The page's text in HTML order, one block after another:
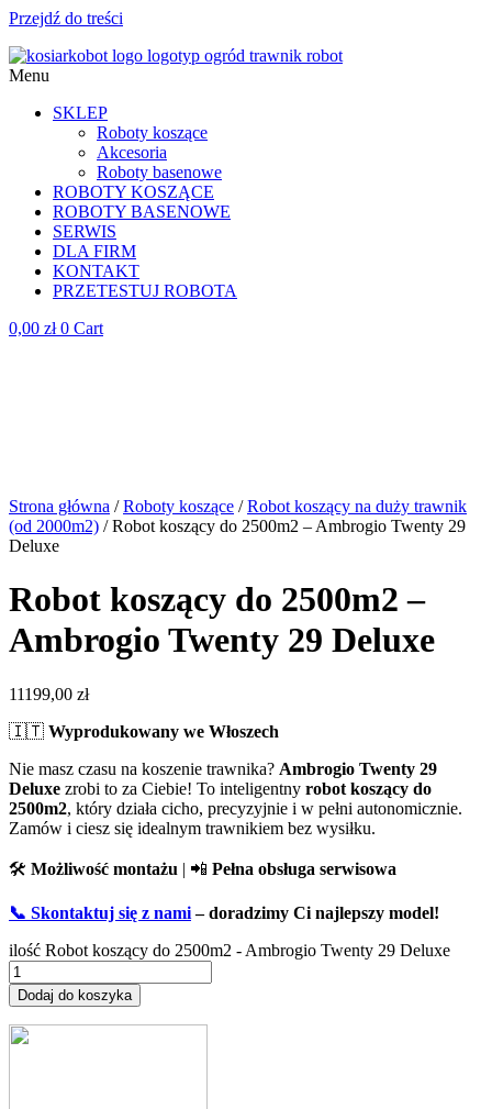
Przejdź do treści
Menu
SKLEP
Roboty koszące
Akcesoria
Roboty basenowe
ROBOTY KOSZĄCE
ROBOTY BASENOWE
SERWIS
DLA FIRM
KONTAKT
PRZETESTUJ ROBOTA
0,00 zł 0 Cart
Strona główna /Roboty koszące /Robot koszący na duży trawnik
(od 2000m2) / Robot koszący do 2500m2 – Ambrogio Twenty 29
Deluxe
Robot koszący do 2500m2 –
Ambrogio Twenty 29 Deluxe
11199,00 zł
🇮🇹 Wyprodukowany we Włoszech
Nie masz czasu na koszenie trawnika? Ambrogio Twenty 29
Deluxe zrobi to za Ciebie! To inteligentny robot koszący do
2500m2, który działa cicho, precyzyjnie i w pełni autonomicznie.
Zamów i ciesz się idealnym trawnikiem bez wysiłku.
🛠️ Możliwość montażu | 📲 Pełna obsługa serwisowa
📞 Skontaktuj się z nami – doradzimy Ci najlepszy model!
ilość Robot koszący do 2500m2 - Ambrogio Twenty 29 Deluxe
Dodaj do koszyka